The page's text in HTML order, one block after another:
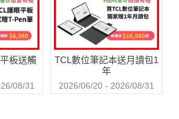
下網路匿名卻討論得很熱烈！
戀韓國歐巴，卻不懂彼此歡愉!?
婚姻，面對出軌時該有的態度？
約炮等戲劇化的兩性問題層出不窮，
板送觸
08/31
TCL數位筆記本送月讀包1
年
2026/06/20 - 2026/08/31